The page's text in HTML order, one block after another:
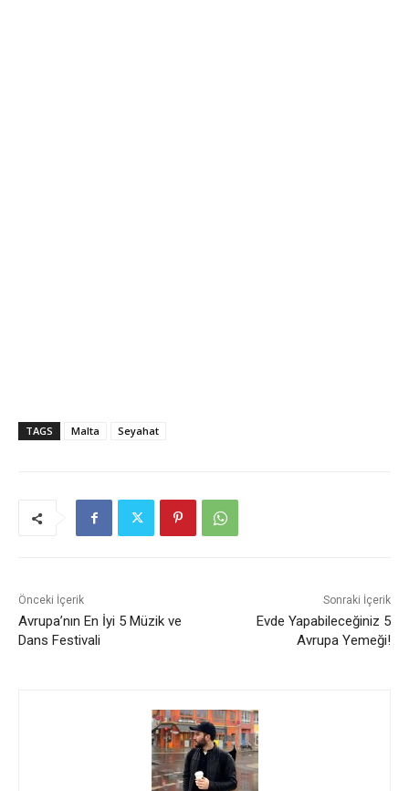
TAGS Malta Seyahat
Önceki İçerik
Avrupa’nın En İyi 5 Müzik ve
Dans Festivali
Sonraki İçerik
Evde Yapabileceğiniz 5
Avrupa Yemeği!